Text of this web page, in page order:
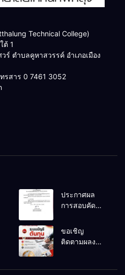
Technical College)
ต้ 1
ร์ ตำบลคูหาสวรรค์ อำเภอเมือง
รสาร 0 7461 3052
ประกาศผล
การสอบคัด
ลูกจ้าง
ชั่วคราว
รถยนต์
ขอเชิญ
ติดตามผลงาน